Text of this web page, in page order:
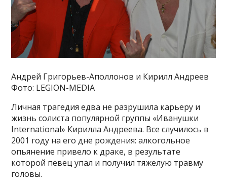
Андрей Григорьев-Аполлонов и Кирилл Андреев
Фото: LEGION-MEDIA
Личная трагедия едва не разрушила карьеру и
жизнь солиста популярной группы «Иванушки
International» Кирилла Андреева. Все случилось в
2001 году на его дне рождения: алкогольное
опьянение привело к драке, в результате
которой певец упал и получил тяжелую травму
головы.